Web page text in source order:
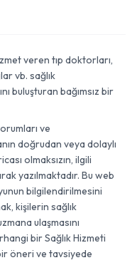
veren tıp doktorları,
vb. sağlık
buluşturan bağımsız bir
ve
doğrudan veya dolaylı
olmaksızın, ilgili
yazılmaktadır. Bu web
bilgilendirilmesini
kişilerin sağlık
ulaşmasını
bir Sağlık Hizmeti
öneri ve tavsiyede